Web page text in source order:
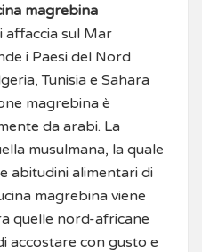
magrebina
affaccia sul Mar
i Paesi del Nord
Tunisia e Sahara
magrebina è
da arabi. La
musulmana, la quale
abitudini alimentari di
magrebina viene
quelle nord-africane
accostare con gusto e